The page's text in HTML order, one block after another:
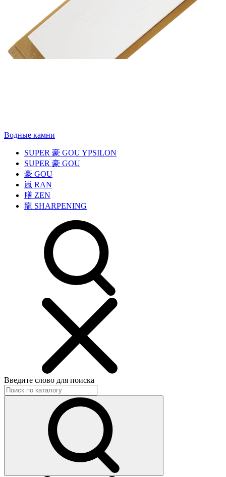
Водные камни
SUPER 豪 GOU YPSILON
SUPER 豪 GOU
豪 GOU
嵐 RAN
膳 ZEN
龍 SHARPENING
Введите слово для поиска